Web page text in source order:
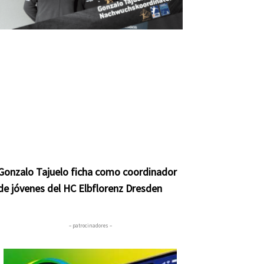
Tajuelo ficha como coordinador
jóvenes del HC Elbflorenz Dresden
– patrocinadores –